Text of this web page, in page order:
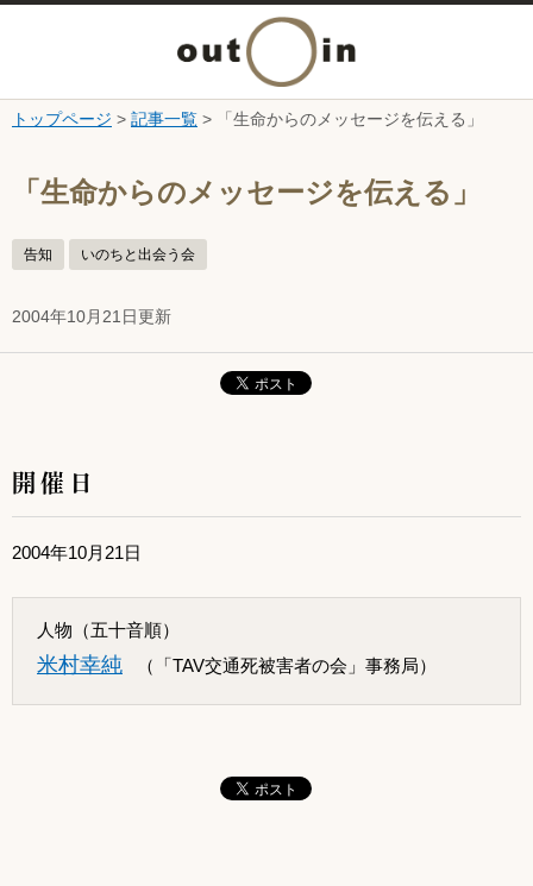
本文へ
ニ
ュ
ー
を
開
トップページ > 記事一覧 > 「生命からのメッセージを伝える」
「生命からのメッセージを伝える」
告知 いのちと出会う会
2004年10月21日更新
開催日
2004年10月21日
人物（五十音順）
米村幸純 （「TAV交通死被害者の会」事務局）